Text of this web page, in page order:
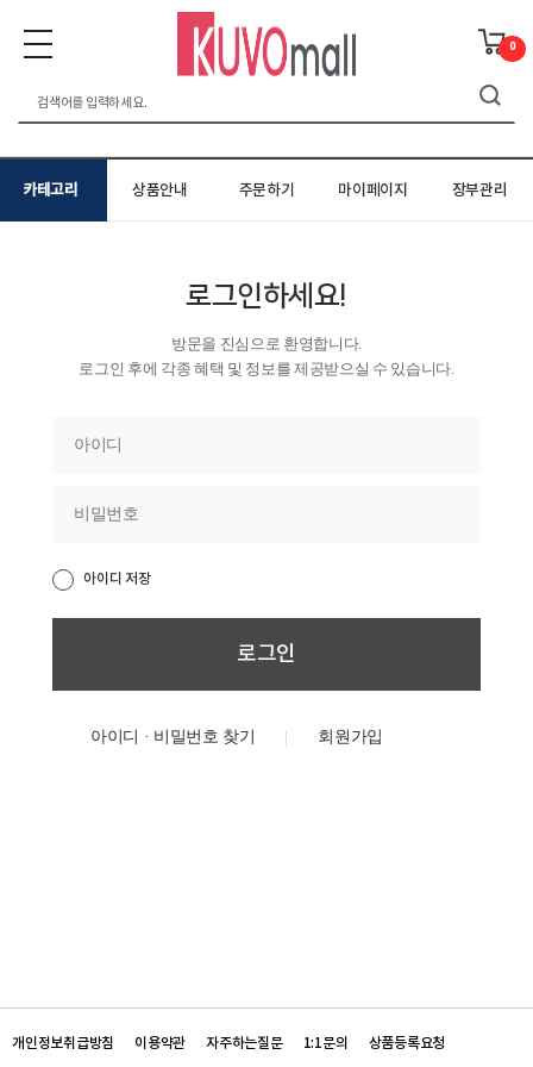
0
카테고리 상품안내 주문하기 마이페이지 장부관리
로그인하세요!
방문을 진심으로 환영합니다.
로그인 후에 각종 혜택 및 정보를 제공받으실 수 있습니다.
아이디 저장
아이디 · 비밀번호 찾기
개인정보취급방침 이용약관 자주하는질문 1:1문의 상품등록요청